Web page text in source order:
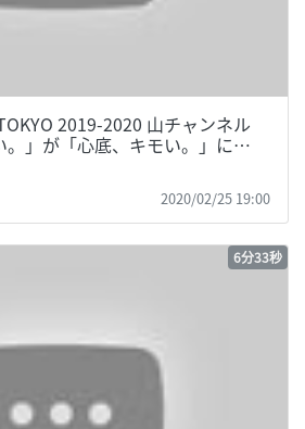
2019-2020 山チャンネル
。」が「心底、キモい。」に…
2020/02/25 19:00
6分33秒